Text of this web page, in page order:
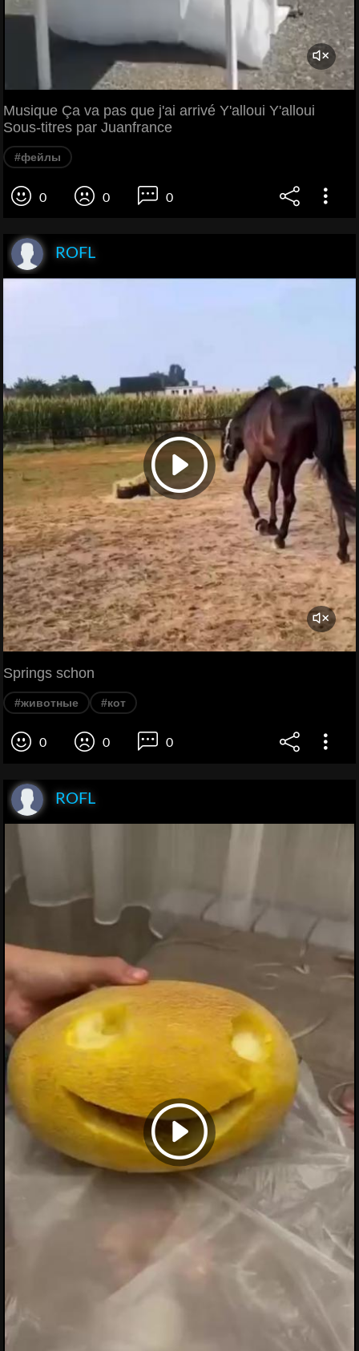
Musique Ça va pas que j'ai arrivé Y'alloui Y'alloui
Sous-titres par Juanfrance
#фейлы
0 0 0
ROFL
Springs schon
#животные #кот
0 0 0
ROFL